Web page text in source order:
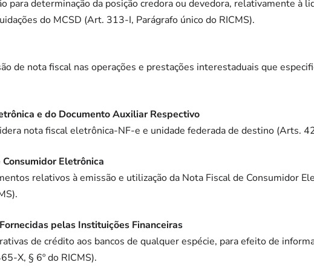
para determinação da posição credora ou devedora, relativamente à
do MCSD (Art. 313-I, Parágrafo único do RICMS).
de nota fiscal nas operações e prestações interestaduais que
e do Documento Auxiliar Respectivo
nota fiscal eletrônica-NF-e e unidade federada de destino (Arts.
Eletrônica
relativos à emissão e utilização da Nota Fiscal de Consumidor
pelas Instituições Financeiras
de crédito aos bancos de qualquer espécie, para efeito de
X, § 6º do RICMS).